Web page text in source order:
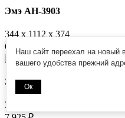
Эмэ АН-3903
344 x 1112 x 374
6 993
Эмэ АН-3908
344 x 1374 x 374
Наш сайт переехал на новый
вашего удобства прежний
Ок